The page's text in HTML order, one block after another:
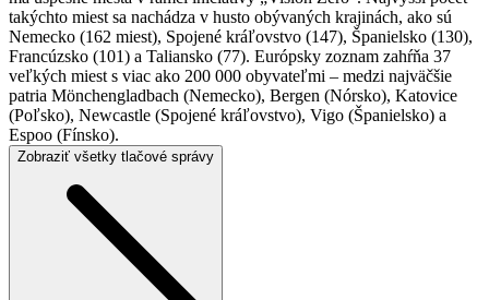
takýchto miest sa nachádza v husto obývaných krajinách, ako sú
Nemecko (162 miest), Spojené kráľovstvo (147), Španielsko (130),
Francúzsko (101) a Taliansko (77). Európsky zoznam zahŕňa 37
veľkých miest s viac ako 200 000 obyvateľmi – medzi najväčšie
patria Mönchengladbach (Nemecko), Bergen (Nórsko), Katovice
(Poľsko), Newcastle (Spojené kráľovstvo), Vigo (Španielsko) a
Espoo (Fínsko).
Zobraziť všetky tlačové správy